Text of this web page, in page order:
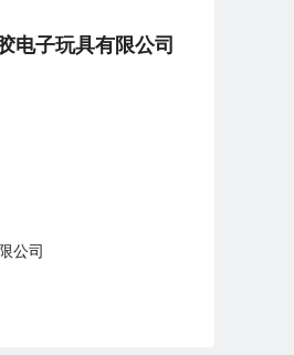
电子玩具有限公司
公司